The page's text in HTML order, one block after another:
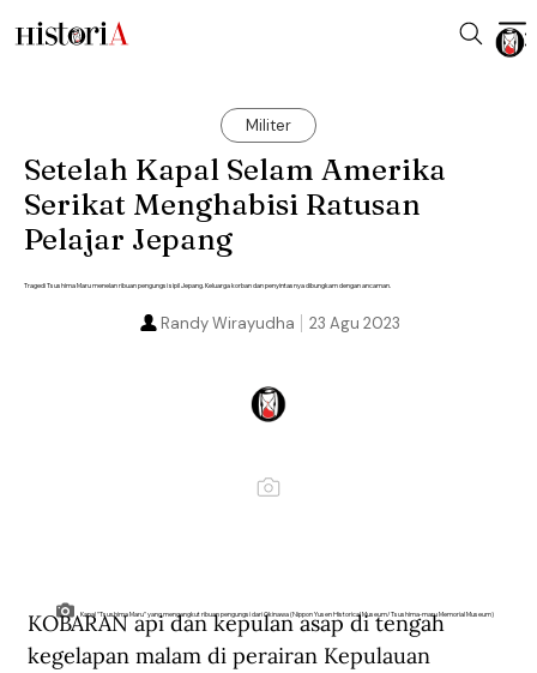
Militer
Setelah Kapal Selam Amerika
Serikat Menghabisi Ratusan
Pelajar Jepang
Tragedi Tsushima Maru menelan ribuan pengungsi sipil Jepang. Keluarga korban dan penyintasnya dibungkam dengan ancaman.
23 Agu 2023
Randy Wirayudha
Kapal "Tsushima Maru" yang mengangkut ribuan pengungsi dari Okinawa (Nippon Yusen Historical Museum/Tsushima-maru Memorial Museum)
KOBARAN api dan kepulan asap di tengah
kegelapan malam di perairan Kepulauan